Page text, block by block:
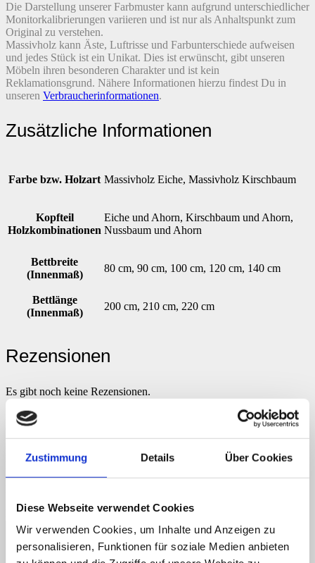
Zustimmung Details Über Cookies
Diese Webseite verwendet Cookies
Wir verwenden Cookies, um Inhalte und Anzeigen zu
personalisieren, Funktionen für soziale Medien anbieten
Die Darstellung unserer Farbmuster kann aufgrund unterschiedlicher
Monitorkalibrierungen variieren und ist nur als Anhaltspunkt zum
Original zu verstehen.
Massivholz kann Äste, Luftrisse und Farbunterschiede aufweisen
und jedes Stück ist ein Unikat. Dies ist erwünscht, gibt unseren
Möbeln ihren besonderen Charakter und ist kein
Reklamationsgrund. Nähere Informationen hierzu findest Du in
unseren Verbraucherinformationen.
Zusätzliche Informationen
Farbe bzw. Holzart Massivholz Eiche, Massivholz Kirschbaum
Kopfteil
Holzkombinationen
Eiche und Ahorn, Kirschbaum und Ahorn,
Nussbaum und Ahorn
Bettbreite
(Innenmaß)
80 cm, 90 cm, 100 cm, 120 cm, 140 cm
Bettlänge
(Innenmaß)
200 cm, 210 cm, 220 cm
Rezensionen
Es gibt noch keine Rezensionen.
Schreibe die erste Rezension für „Einzelbett Massivholz 208 x 84
cm (LxH) form604-2“
Deine E-Mail-Adresse wird nicht veröffentlicht.
Erforderliche
Felder sind mit*markiert
Deine Rezension*